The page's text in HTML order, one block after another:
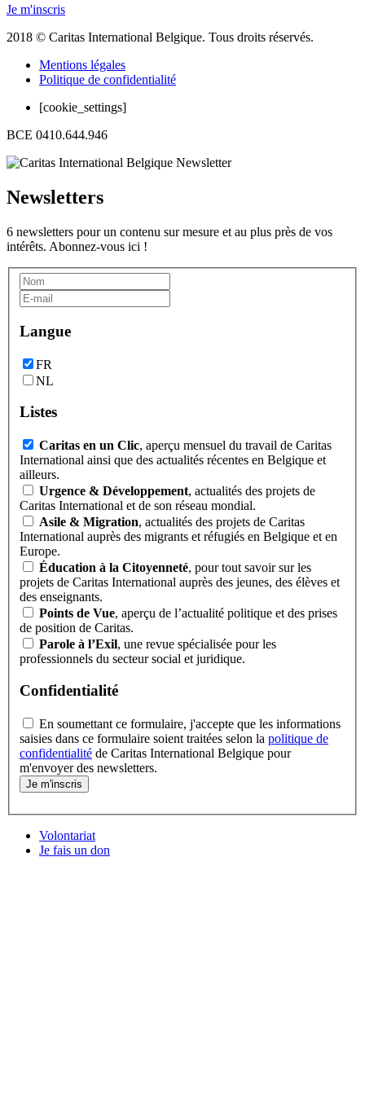
Je m'inscris
2018 © Caritas International Belgique. Tous droits réservés.
Mentions légales
Politique de confidentialité
[cookie_settings]
BCE 0410.644.946
Newsletters
6 newsletters pour un contenu sur mesure et au plus près de vos
intérêts. Abonnez-vous ici !
Langue
FR
NL
Listes
Caritas en un Clic, aperçu mensuel du travail de Caritas
International ainsi que des actualités récentes en Belgique et
ailleurs.
Urgence & Développement, actualités des projets de
Caritas International et de son réseau mondial.
Asile & Migration, actualités des projets de Caritas
International auprès des migrants et réfugiés en Belgique et en
Europe.
Éducation à la Citoyenneté, pour tout savoir sur les
projets de Caritas International auprès des jeunes, des élèves et
des enseignants.
Points de Vue, aperçu de l’actualité politique et des prises
de position de Caritas.
Parole à l’Exil, une revue spécialisée pour les
professionnels du secteur social et juridique.
Confidentialité
saisies dans ce formulaire soient traitées selon la politique de
confidentialité de Caritas International Belgique pour
m'envoyer des newsletters.
Je m'inscris
Volontariat
Je fais un don